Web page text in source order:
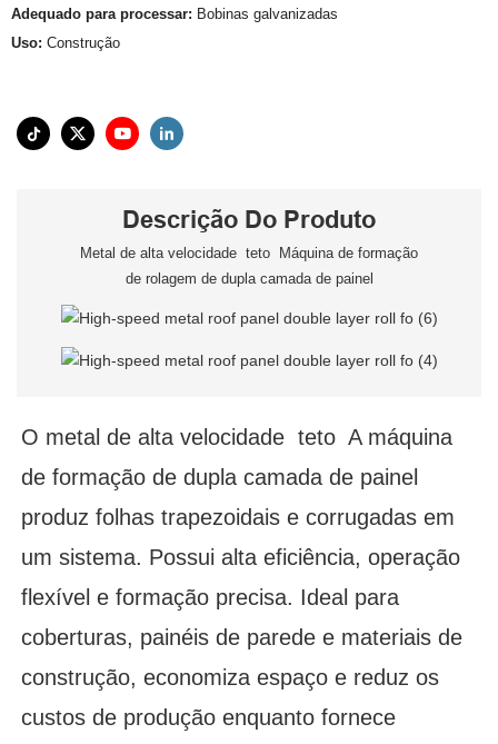
Adequado para processar: Bobinas galvanizadas
Uso: Construção
Descrição Do Produto
Metal de alta velocidade teto Máquina de formação
de rolagem de dupla camada de painel
O metal de alta velocidade teto A máquina
de formação de dupla camada de painel
produz folhas trapezoidais e corrugadas em
um sistema. Possui alta eficiência, operação
flexível e formação precisa. Ideal para
coberturas, painéis de parede e materiais de
construção, economiza espaço e reduz os
custos de produção enquanto fornece